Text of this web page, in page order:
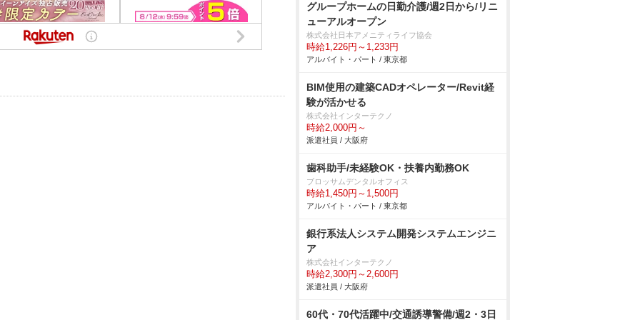
グループホームの日勤介護/週2日から/リニ
ューアルオープン
株式会社日本アメニティライフ協会
時給1,226円～1,233円
アルバイト・パート / 東京都
BIM使用の建築CADオペレーター/Revit経
験が活かせる
株式会社インターテクノ
時給2,000円～
派遣社員 / 大阪府
歯科助手/未経験OK・扶養内勤務OK
ブロッサムデンタルオフィス
時給1,450円～1,500円
アルバイト・パート / 東京都
銀行系法人システム開発システムエンジニ
ア
株式会社インターテクノ
時給2,300円～2,600円
派遣社員 / 大阪府
60代・70代活躍中/交通誘導警備/週2・3日